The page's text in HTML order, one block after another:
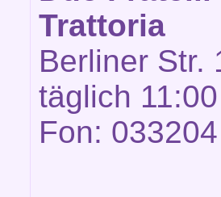
Trattoria
Berliner Str.
täglich
Fon: